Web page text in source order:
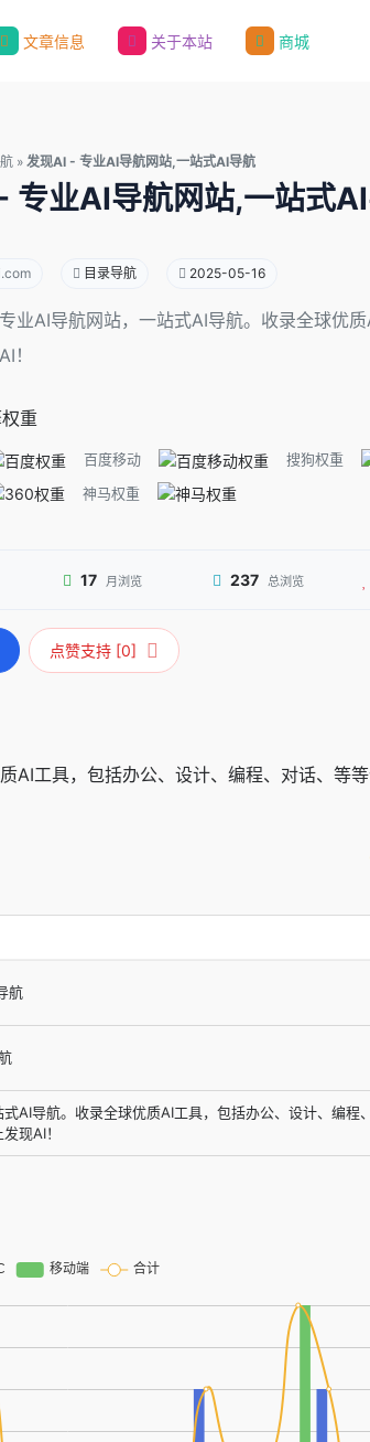
文章信息 关于本站 商城
» 发现AI - 专业AI导航网站,一站式AI导航
专业AI导航网站,一站式
目录导航 2025-05-16
业AI导航网站，一站式AI导航。收录全球优
！
重
百度移动 搜狗权重
神马权重
17 月浏览 237 总浏览
点赞支持 [0]
AI工具，包括办公、设计、编程、对话、等
航
AI导航。收录全球优质AI工具，包括办公、设计、编程、
现AI！